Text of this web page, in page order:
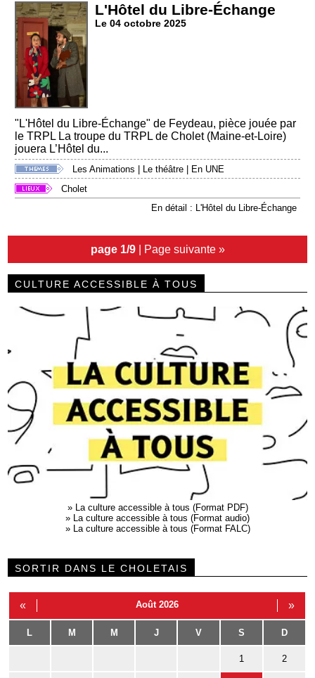
L'Hôtel du Libre-Échange
Le 04 octobre 2025
"L'Hôtel du Libre-Échange" de Feydeau, pièce jouée par
le TRPL La troupe du TRPL de Cholet (Maine-et-Loire)
jouera L’Hôtel du...
Les Animations Le théâtre
En UNE
Cholet
En détail : L'Hôtel du Libre-Échange
page 1/9| Page suivante »
CULTURE ACCESSIBLE À TOUS
» La culture accessible à tous (Format PDF)
» La culture accessible à tous (Format audio)
» La culture accessible à tous (Format FALC)
SORTIR DANS LE CHOLETAIS
« Août 2026 »
L M M J V S D
1 2